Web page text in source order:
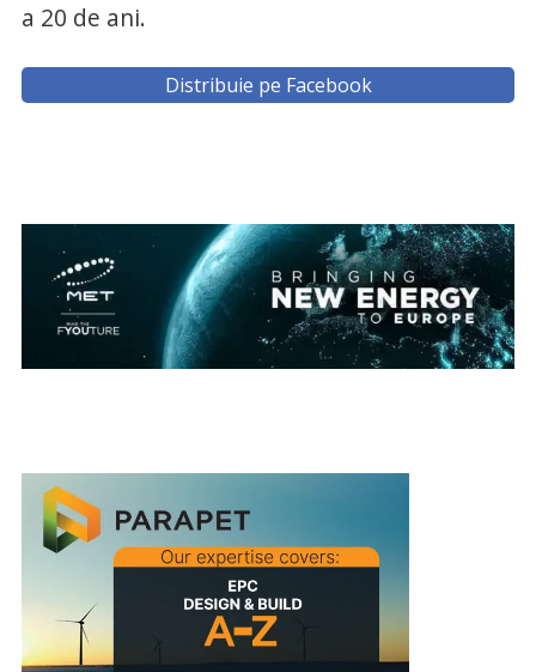
a 20 de ani.
Distribuie pe Facebook